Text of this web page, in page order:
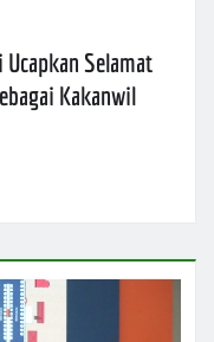
Selamat
Kakanwil